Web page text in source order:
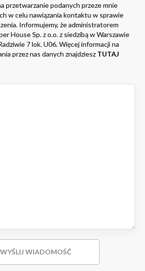
przetwarzanie podanych przeze mnie
w celu nawiązania kontaktu w sprawie
Informujemy, że administratorem
House Sp. z o.o. z siedzibą w Warszawie
7 lok. U06. Więcej informacji na
przez nas danych znajdziesz TUTAJ